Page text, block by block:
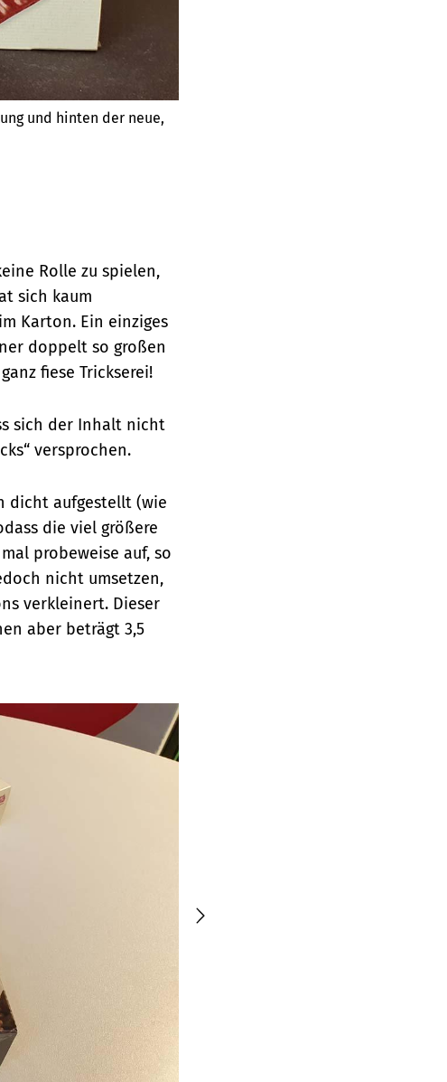
und hinten der neue,
Rolle zu spielen,
sich kaum
Karton. Ein einziges
doppelt so großen
fiese Trickserei!
sich der Inhalt nicht
versprochen.
dicht aufgestellt (wie
die viel größere
probeweise auf, so
nicht umsetzen,
verkleinert. Dieser
aber beträgt 3,5